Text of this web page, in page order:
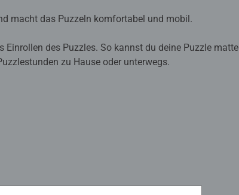
macht das Puzzeln komfortabel und mobil.
des Puzzles. So kannst du deine Puzzle matte
zu Hause oder unterwegs.